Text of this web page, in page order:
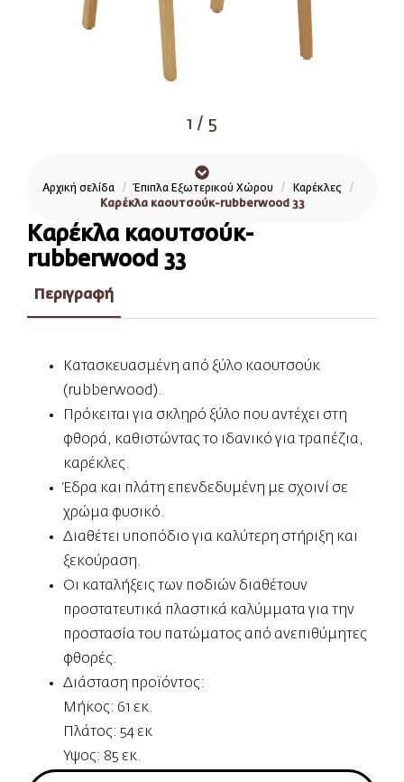
1 / 5
Αρχική σελίδα Έπιπλα Εξωτερικού Χώρου
Καρέκλες
Καρέκλα καουτσούκ-rubberwood 33
Καρέκλα καουτσούκ-
rubberwood 33
Περιγραφή
Κατασκευασμένη από ξύλο καουτσούκ
(rubberwood).
Πρόκειται για σκληρό ξύλο που αντέχει στη
φθορά, καθιστώντας το ιδανικό για τραπέζια,
καρέκλες.
Έδρα και πλάτη επενδεδυμένη με σχοινί σε
χρώμα φυσικό.
Διαθέτει υποπόδιο για καλύτερη στήριξη και
ξεκούραση.
Οι καταλήξεις των ποδιών διαθέτουν
προστατευτικά πλαστικά καλύμματα για την
προστασία του πατώματος από ανεπιθύμητες
φθορές.
Διάσταση προϊόντος:
Μήκος: 61 εκ.
Πλάτος: 54 εκ
Υψος: 85 εκ.